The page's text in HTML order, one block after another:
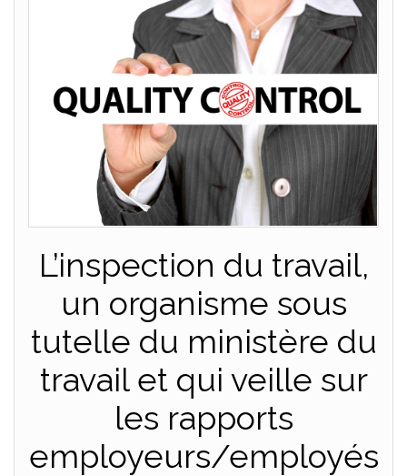
L’inspection du travail,
un organisme sous
tutelle du ministère du
travail et qui veille sur
les rapports
employeurs/employés